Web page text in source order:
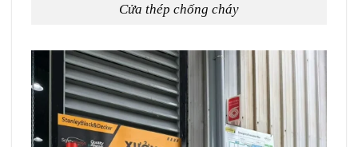
Cửa thép chống cháy